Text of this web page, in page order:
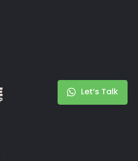
Let’s Talk